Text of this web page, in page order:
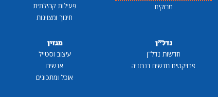
מבזקים
פעילות קהילתית
חינוך ומצוינות
נדל"ן
חדשות נדל"ן
פרויקטים חדשים בנתניה
מגזין
עיצוב וסטייל
אנשים
אוכל ומתכונים